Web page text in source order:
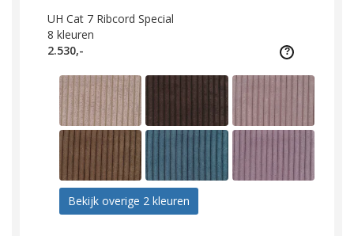
UH Cat 7 Ribcord Special
8 kleuren
2.530,-
Bekijk overige 2 kleuren